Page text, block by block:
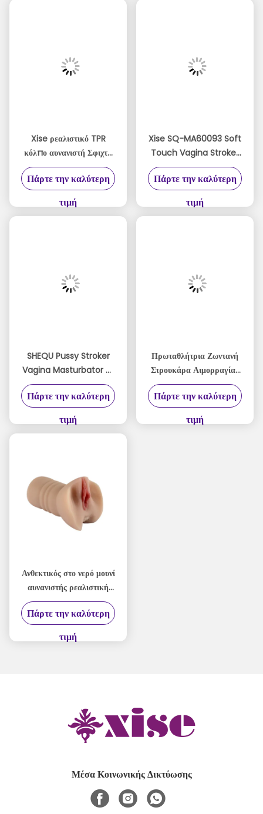
Xise ρεαλιστικό TPR
κόλπο αυνανιστή Σφιχτή
λαβή & φυσική
αναρρόφηση
Πάρτε την καλύτερη
τιμή
Xise SQ-MA60093 Soft
Touch Vagina Stroker
με πραγματικό 3D
εσωτερικό κανάλι για
αρσενική ευχαρίστηση
Πάρτε την καλύτερη
τιμή
SHEQU Pussy Stroker
Vagina Masturbator με
υφασμένο κανάλι και
ισχυρή λαβή
Πάρτε την καλύτερη
τιμή
Πρωταθλήτρια Ζωντανή
Στρουκάρα Αιμορραγίας
για την απόλυτη διέγερση
Πάρτε την καλύτερη
τιμή
Ανθεκτικός στο νερό μουνί
αυνανιστής ρεαλιστική
κολπική στροφή για την
ευχαρίστηση των ανδρών
Πάρτε την καλύτερη
τιμή
Μέσα Κοινωνικής Δικτύωσης